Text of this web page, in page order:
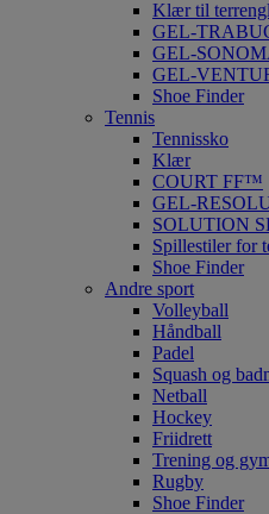
Klær til
GEL-
GEL-
GEL-
Shoe Finder
Tennis
Tennissko
Klær
COURT FF™
GEL-
SOLUTION
Spillestiler for
Shoe Finder
Andre sport
Volleyball
Håndball
Padel
Squash og
Netball
Hockey
Friidrett
Trening og
Rugby
Shoe Finder